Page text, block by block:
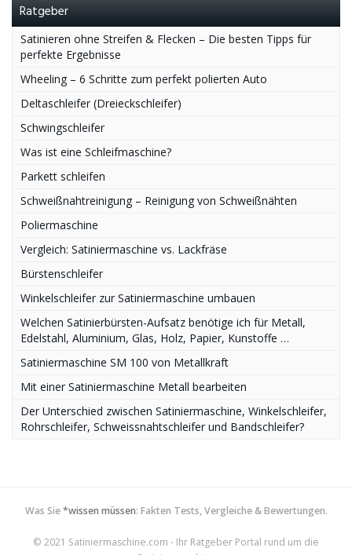
Ratgeber
Satinieren ohne Streifen & Flecken – Die besten Tipps für
perfekte Ergebnisse
Wheeling – 6 Schritte zum perfekt polierten Auto
Deltaschleifer (Dreieckschleifer)
Schwingschleifer
Was ist eine Schleifmaschine?
Parkett schleifen
Schweißnahtreinigung – Reinigung von Schweißnähten
Poliermaschine
Vergleich: Satiniermaschine vs. Lackfräse
Bürstenschleifer
Winkelschleifer zur Satiniermaschine umbauen
Welchen Satinierbürsten-Aufsatz benötige ich für Metall,
Edelstahl, Aluminium, Glas, Holz, Papier, Kunstoffe …
Satiniermaschine SM 100 von Metallkraft
Mit einer Satiniermaschine Metall bearbeiten
Der Unterschied zwischen Satiniermaschine, Winkelschleifer,
Rohrschleifer, Schweissnahtschleifer und Bandschleifer?
Was Sie*wissen müssen: Fakten Tests, Vergleiche & Bewertungen.
© 2021 Satiniermaschine.com - Ihr Ratgeber Portal rund um die